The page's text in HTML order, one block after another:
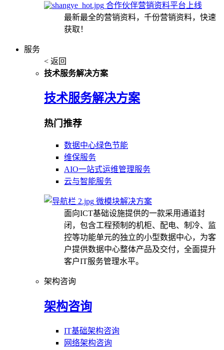
合作伙伴营销资料平台上线
最新最全的营销资料，千份营销资料，快速
获取！
服务
< 返回
技术服务解决方案
技术服务解决方案
热门推荐
数据中心绿色节能
维保服务
AIO一站式运维管理服务
云与智能服务
微模块解决方案
面向ICT基础设施提供的一款采用通道封
闭，包含工程预制的机柜、配电、制冷、监
控等功能单元的独立的小型数据中心，为客
户提供数据中心整体产品及交付，全面提升
客户IT服务管理水平。
架构咨询
架构咨询
IT基础架构咨询
网络架构咨询